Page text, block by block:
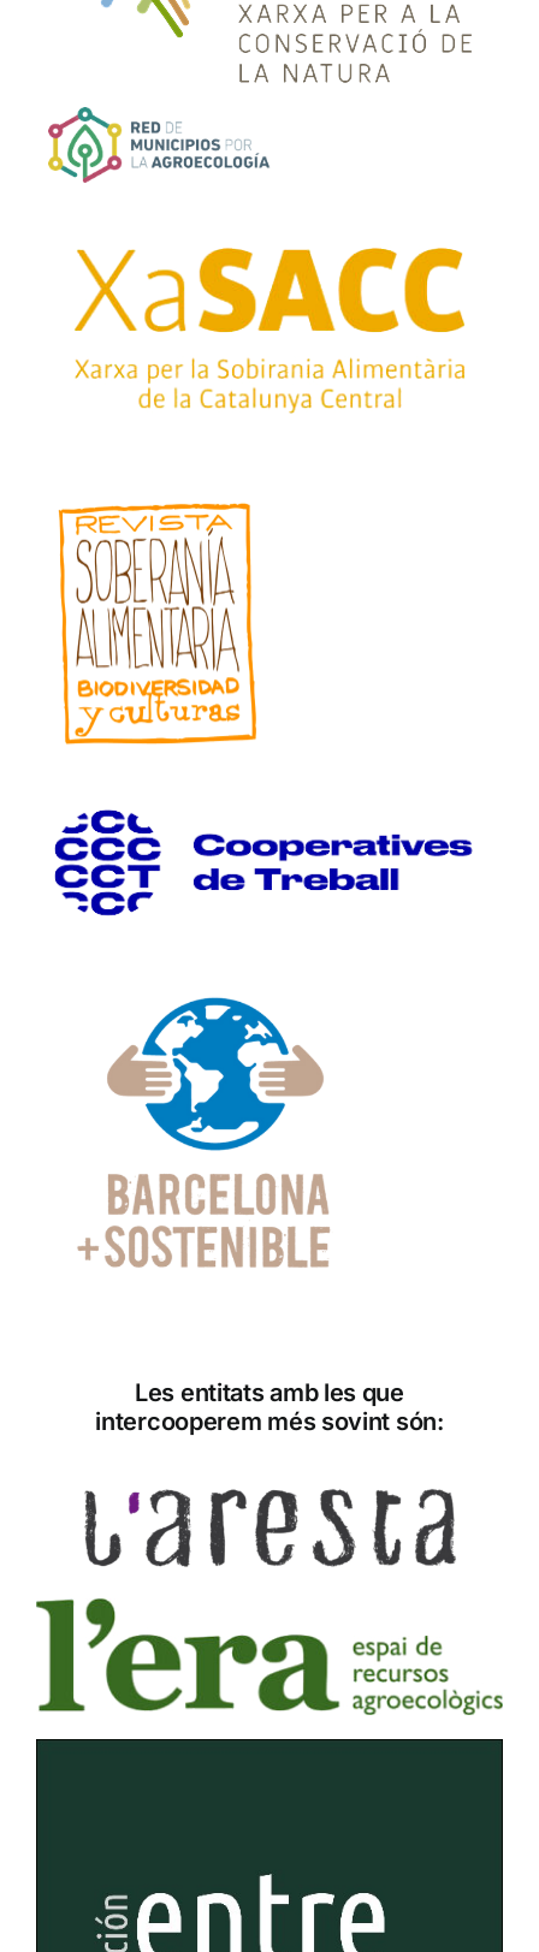
Les entitats amb les que
intercooperem més sovint són: